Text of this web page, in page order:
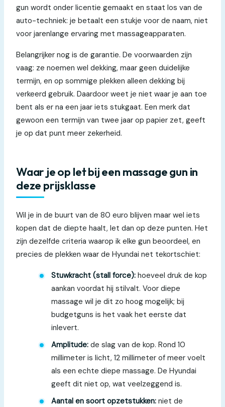
gun wordt onder licentie gemaakt en staat los van de
auto-techniek: je betaalt een stukje voor de naam, niet
voor jarenlange ervaring met massageapparaten.
Belangrijker nog is de garantie. De voorwaarden zijn
vaag: ze noemen wel dekking, maar geen duidelijke
termijn, en op sommige plekken alleen dekking bij
verkeerd gebruik. Daardoor weet je niet waar je aan toe
bent als er na een jaar iets stukgaat. Een merk dat
gewoon een termijn van twee jaar op papier zet, geeft
je op dat punt meer zekerheid.
Waar je op let bij een massage gun in
deze prijsklasse
Wil je in de buurt van de 80 euro blijven maar wel iets
kopen dat de diepte haalt, let dan op deze punten. Het
zijn dezelfde criteria waarop ik elke gun beoordeel, en
precies de plekken waar de Hyundai net tekortschiet:
Stuwkracht (stall force): hoeveel druk de kop
aankan voordat hij stilvalt. Voor diepe
massage wil je dit zo hoog mogelijk; bij
budgetguns is het vaak het eerste dat
inlevert.
Amplitude: de slag van de kop. Rond 10
millimeter is licht, 12 millimeter of meer voelt
als een echte diepe massage. De Hyundai
geeft dit niet op, wat veelzeggend is.
Aantal en soort opzetstukken: niet de